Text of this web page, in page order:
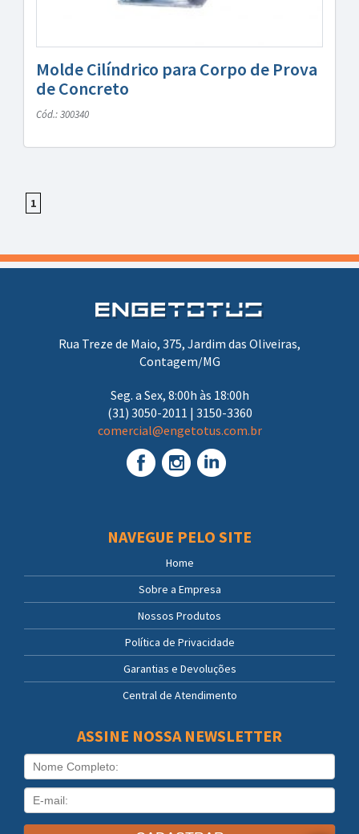
Molde Cilíndrico para Corpo de Prova
de Concreto
Cód.: 300340
1
Rua Treze de Maio, 375, Jardim das Oliveiras,
Contagem/MG
Seg. a Sex, 8:00h às 18:00h
(31) 3050-2011 | 3150-3360
comercial@engetotus.com.br
NAVEGUE PELO SITE
Home
Sobre a Empresa
Nossos Produtos
Política de Privacidade
Garantias e Devoluções
Central de Atendimento
ASSINE NOSSA NEWSLETTER